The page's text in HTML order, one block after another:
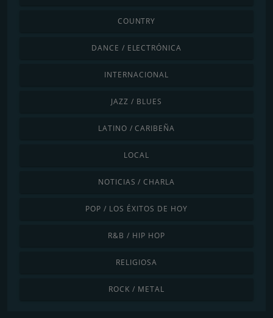
COUNTRY
DANCE / ELECTRÓNICA
INTERNACIONAL
JAZZ / BLUES
LATINO / CARIBEÑA
LOCAL
NOTICIAS / CHARLA
POP / LOS ÉXITOS DE HOY
R&B / HIP HOP
RELIGIOSA
ROCK / METAL